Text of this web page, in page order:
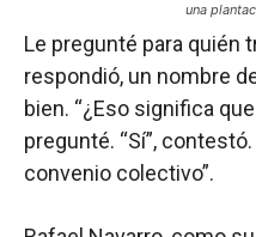
una
Le pregunté para quién
respondió, un nombre
bien. “¿Eso significa
pregunté. “Sí”,
convenio colectivo”.